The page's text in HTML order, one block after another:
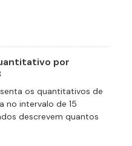
por
os quantitativos de
no intervalo de 15
descrevem quantos